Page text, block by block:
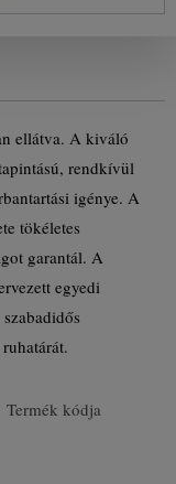
ellátva. A kiváló
rendkívül
igénye. A
tökéletes
garantál. A
egyedi
Termék kódja